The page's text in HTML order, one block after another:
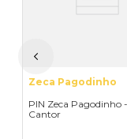
Zeca Pagodinho
PIN Zeca Pagodinho
Cantor